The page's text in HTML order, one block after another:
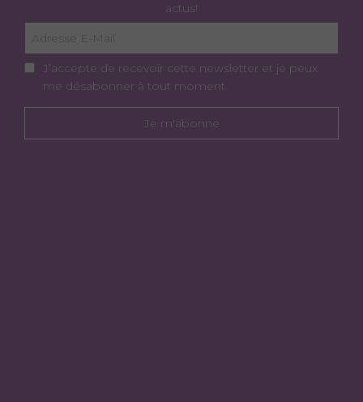
actus!
J’accepte de recevoir cette newsletter et je peux
me désabonner à tout moment.
Je m'abonne